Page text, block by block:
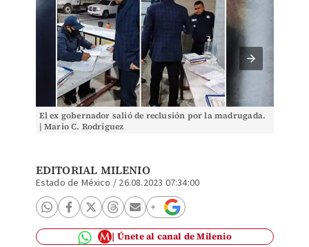
El ex gobernador salió de reclusión por la madrugada.
| Mario C. Rodríguez
EDITORIAL MILENIO
Estado de México / 26.08.2023 07:34:00
Únete al canal de Milenio